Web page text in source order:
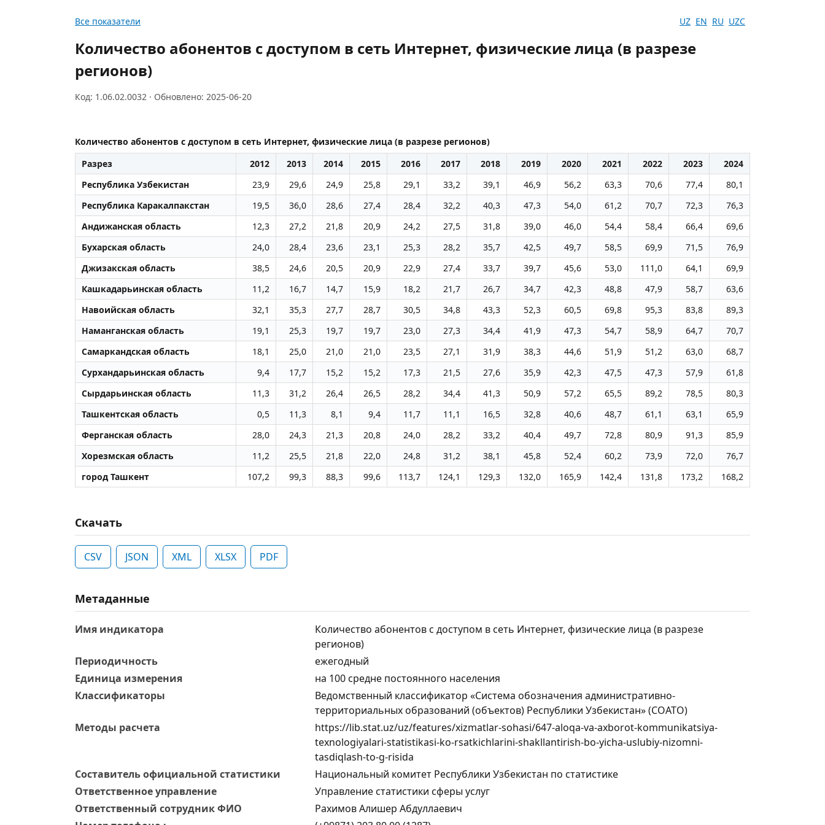
Все показатели UZ EN RU UZC
Количество абонентов с доступом в сеть Интернет, физические лица (в разрезе
регионов)
Код: 1.06.02.0032 · Обновлено: 2025-06-20
Количество абонентов с доступом в сеть Интернет, физические лица (в разрезе регионов)
Разрез
2012 2013 2014 2015 2016 2017 2018 2019 2020 2021 2022 2023
2024
Республика Узбекистан
23,9 29,6 24,9 25,8 29,1 33,2 39,1 46,9 56,2 63,3 70,6 77,4
80,1
Республика Каракалпакстан
19,5 36,0 28,6 27,4 28,4 32,2 40,3 47,3 54,0 61,2 70,7 72,3
76,3
Андижанская область
12,3 27,2 21,8 20,9 24,2 27,5 31,8 39,0 46,0 54,4 58,4 66,4
69,6
Бухарская область
24,0 28,4 23,6 23,1 25,3 28,2 35,7 42,5 49,7 58,5 69,9 71,5
76,9
Джизакская область
38,5 24,6 20,5 20,9 22,9 27,4 33,7 39,7 45,6 53,0 111,0 64,1
69,9
Кашкадарьинская область
11,2 16,7 14,7 15,9 18,2 21,7 26,7 34,7 42,3 48,8 47,9 58,7
63,6
Навоийская область
32,1 35,3 27,7 28,7 30,5 34,8 43,3 52,3 60,5 69,8 95,3 83,8
89,3
Наманганская область
19,1 25,3 19,7 19,7 23,0 27,3 34,4 41,9 47,3 54,7 58,9 64,7
70,7
Самаркандская область
18,1 25,0 21,0 21,0 23,5 27,1 31,9 38,3 44,6 51,9 51,2 63,0
68,7
Сурхандарьинская область
9,4 17,7 15,2 15,2 17,3 21,5 27,6 35,9 42,3 47,5 47,3 57,9
61,8
Сырдарьинская область
11,3 31,2 26,4 26,5 28,2 34,4 41,3 50,9 57,2 65,5 89,2 78,5
80,3
Ташкентская область
0,5 11,3 8,1 9,4 11,7 11,1 16,5 32,8 40,6 48,7 61,1 63,1
65,9
Ферганская область
28,0 24,3 21,3 20,8 24,0 28,2 33,2 40,4 49,7 72,8 80,9 91,3
85,9
Хорезмская область
11,2 25,5 21,8 22,0 24,8 31,2 38,1 45,8 52,4 60,2 73,9 72,0
76,7
город Ташкент
107,2 99,3 88,3 99,6 113,7 124,1 129,3 132,0 165,9 142,4 131,8 173,2 168,2
Скачать
CSV JSON XML XLSX PDF
Метаданные
Имя индикатора
Количество абонентов с доступом в сеть Интернет, физические лица (в разрезе
регионов)
Периодичность
ежегодный
Единица измерения
на 100 средне постоянного населения
Классификаторы
Ведомственный классификатор «Система обозначения административно-
территориальных образований (объектов) Республики Узбекистан» (СОАТО)
Методы расчета
https://lib.stat.uz/uz/features/xizmatlar-sohasi/647-aloqa-va-axborot-kommunikatsiya-
texnologiyalari-statistikasi-ko-rsatkichlarini-shakllantirish-bo-yicha-uslubiy-nizomni-
tasdiqlash-to-g-risida
Составитель официальной статистики
Национальный комитет Республики Узбекистан по статистике
Ответственное управление
Управление статистики сферы услуг
Oтветственный сотрудник ФИО
Рахимов Алишер Абдуллаевич